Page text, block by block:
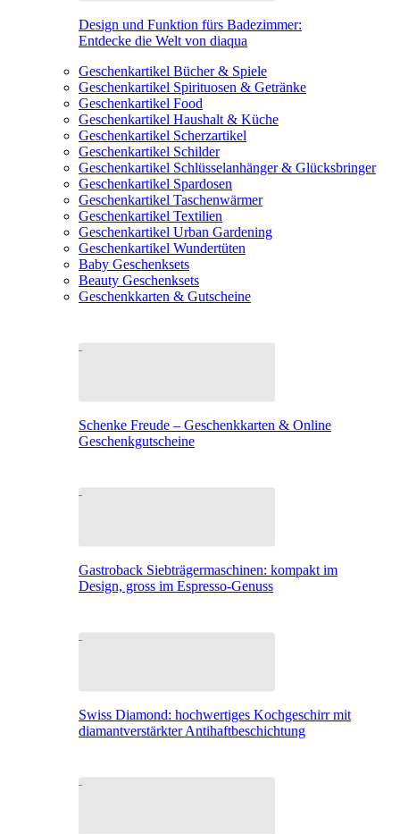
Design und Funktion fürs Badezimmer:
Entdecke die Welt von diaqua
Geschenkartikel Bücher & Spiele
Geschenkartikel Spirituosen & Getränke
Geschenkartikel Food
Geschenkartikel Haushalt & Küche
Geschenkartikel Scherzartikel
Geschenkartikel Schilder
Geschenkartikel Schlüsselanhänger & Glücksbringer
Geschenkartikel Spardosen
Geschenkartikel Taschenwärmer
Geschenkartikel Textilien
Geschenkartikel Urban Gardening
Geschenkartikel Wundertüten
Baby Geschenksets
Beauty Geschenksets
Geschenkkarten & Gutscheine
Schenke Freude – Geschenkkarten & Online
Geschenkgutscheine
Gastroback Siebträgermaschinen: kompakt im
Design, gross im Espresso-Genuss
Swiss Diamond: hochwertiges Kochgeschirr mit
diamantverstärkter Antihaftbeschichtung